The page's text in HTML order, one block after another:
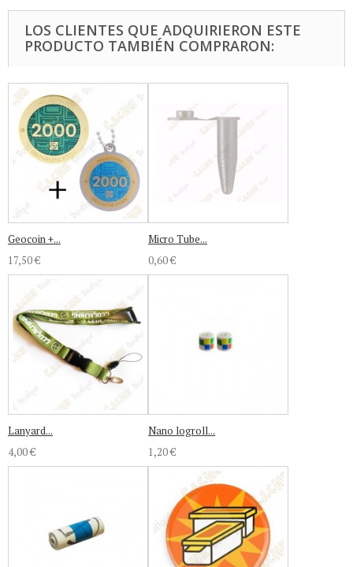
LOS CLIENTES QUE ADQUIRIERON ESTE
PRODUCTO TAMBIÉN COMPRARON:
Geocoin +...
17,50 €
Micro Tube...
0,60 €
Lanyard...
4,00 €
Nano logroll...
1,20 €